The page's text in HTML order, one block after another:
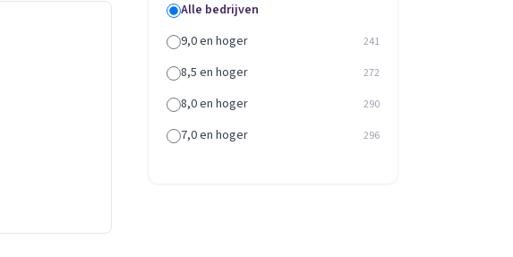
Alle bedrijven
9,0 en hoger
241
8,5 en hoger 272
8,0 en hoger 290
7,0 en hoger 296